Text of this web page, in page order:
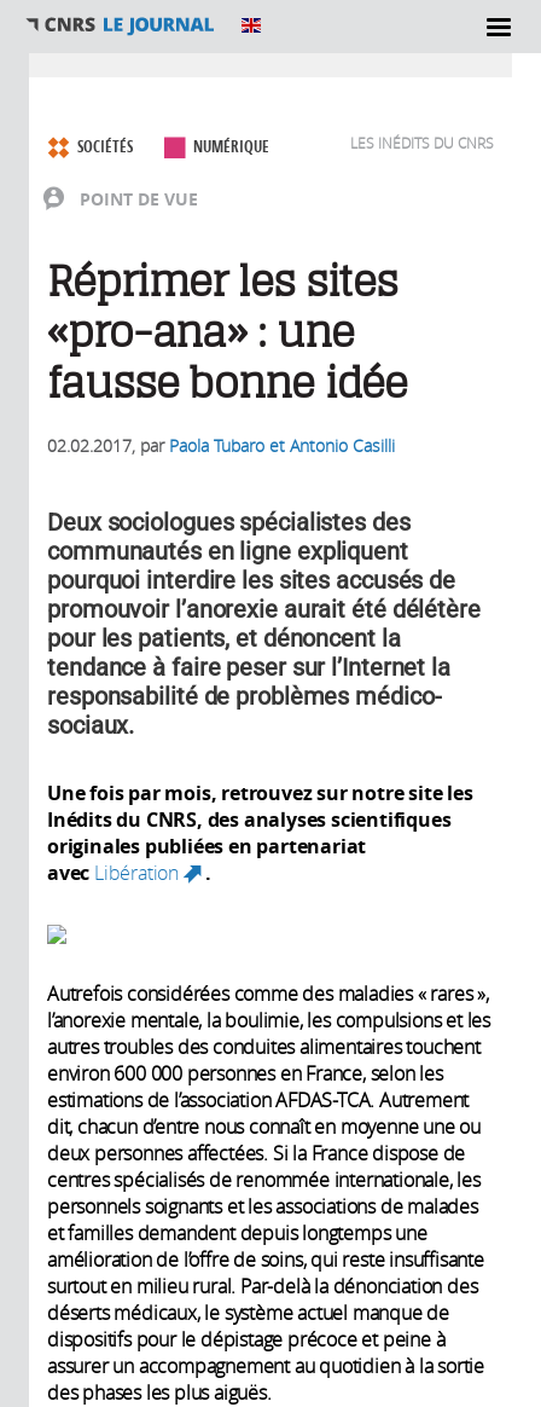
POINT DE VUE
SOCIÉTÉS NUMÉRIQUE LES INÉDITS DU CNRS
Réprimer les sites
«pro-ana» : une
fausse bonne idée
02.02.2017, par Paola Tubaro et Antonio Casilli
Deux sociologues spécialistes des
communautés en ligne expliquent
pourquoi interdire les sites accusés de
promouvoir l’anorexie aurait été délétère
pour les patients, et dénoncent la
tendance à faire peser sur l’Internet la
responsabilité de problèmes médico-
sociaux.
Une fois par mois, retrouvez sur notre site les
Inédits du CNRS, des analyses scientifiques
originales publiées en partenariat
avec Libération (link is external)
.
Autrefois considérées comme des maladies « rares »,
l’anorexie mentale, la boulimie, les compulsions et les
autres troubles des conduites alimentaires touchent
environ 600 000 personnes en France, selon les
estimations de l’association AFDAS-TCA. Autrement
dit, chacun d’entre nous connaît en moyenne une ou
deux personnes affectées. Si la France dispose de
centres spécialisés de renommée internationale, les
personnels soignants et les associations de malades
et familles demandent depuis longtemps une
amélioration de l’offre de soins, qui reste insuffisante
surtout en milieu rural. Par-delà la dénonciation des
déserts médicaux, le système actuel manque de
dispositifs pour le dépistage précoce et peine à
assurer un accompagnement au quotidien à la sortie
des phases les plus aiguës.